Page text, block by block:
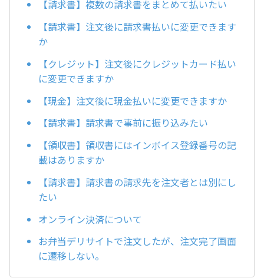
【請求書】複数の請求書をまとめて払いたい
【請求書】注文後に請求書払いに変更できます
か
【クレジット】注文後にクレジットカード払い
に変更できますか
【現金】注文後に現金払いに変更できますか
【請求書】請求書で事前に振り込みたい
【領収書】領収書にはインボイス登録番号の記
載はありますか
【請求書】請求書の請求先を注文者とは別にし
たい
オンライン決済について
お弁当デリサイトで注文したが、注文完了画面
に遷移しない。